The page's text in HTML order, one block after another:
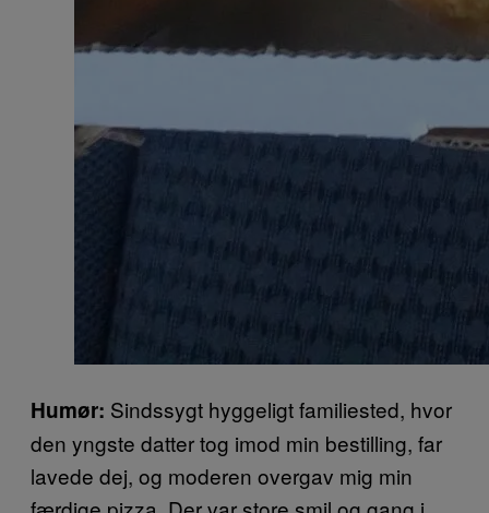
Humør: Sindssygt hyggeligt familiested, hvor
den yngste datter tog imod min bestilling, far
lavede dej, og moderen overgav mig min